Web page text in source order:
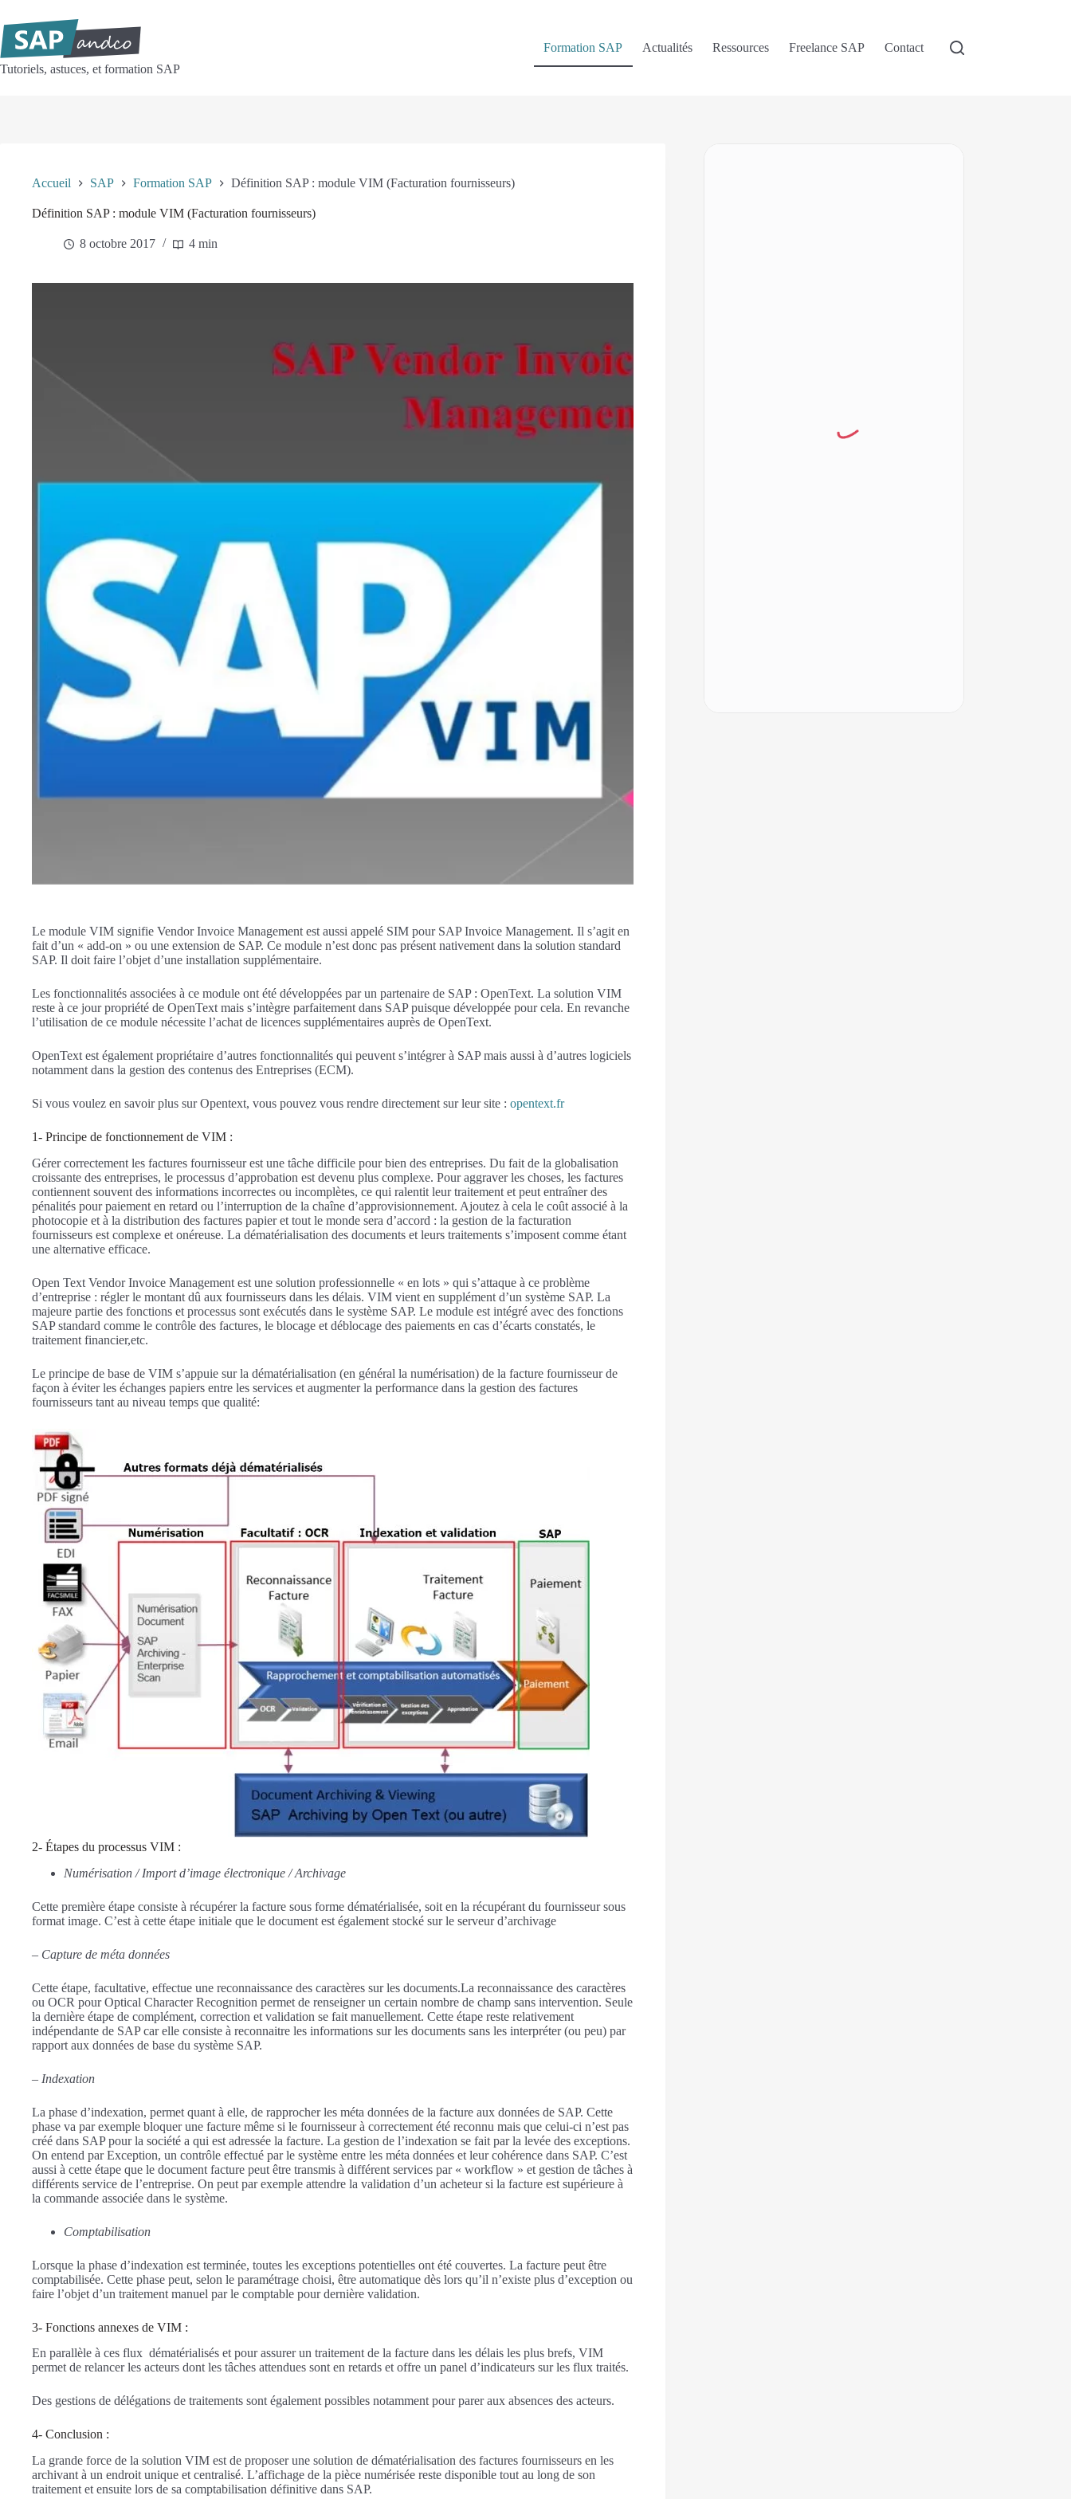
contenu
Tutoriels, astuces, et formation SAP
Formation SAP Actualités Ressources Freelance SAP Contact
Accueil SAP Formation SAP Définition SAP : module VIM (Facturation fournisseurs)
Définition SAP : module VIM (Facturation fournisseurs)
8 octobre 2017 4 min
Le module VIM signifie Vendor Invoice Management est aussi appelé SIM pour SAP Invoice Management. Il s’agit en
fait d’un « add-on » ou une extension de SAP. Ce module n’est donc pas présent nativement dans la solution standard
SAP. Il doit faire l’objet d’une installation supplémentaire.
Les fonctionnalités associées à ce module ont été développées par un partenaire de SAP : OpenText. La solution VIM
reste à ce jour propriété de OpenText mais s’intègre parfaitement dans SAP puisque développée pour cela. En revanche
l’utilisation de ce module nécessite l’achat de licences supplémentaires auprès de OpenText.
OpenText est également propriétaire d’autres fonctionnalités qui peuvent s’intégrer à SAP mais aussi à d’autres logiciels
notamment dans la gestion des contenus des Entreprises (ECM).
Si vous voulez en savoir plus sur Opentext, vous pouvez vous rendre directement sur leur site : opentext.fr
1- Principe de fonctionnement de VIM :
Gérer correctement les factures fournisseur est une tâche difficile pour bien des entreprises. Du fait de la globalisation
croissante des entreprises, le processus d’approbation est devenu plus complexe. Pour aggraver les choses, les factures
contiennent souvent des informations incorrectes ou incomplètes, ce qui ralentit leur traitement et peut entraîner des
pénalités pour paiement en retard ou l’interruption de la chaîne d’approvisionnement. Ajoutez à cela le coût associé à la
photocopie et à la distribution des factures papier et tout le monde sera d’accord : la gestion de la facturation
fournisseurs est complexe et onéreuse. La dématérialisation des documents et leurs traitements s’imposent comme étant
une alternative efficace.
Open Text Vendor Invoice Management est une solution professionnelle « en lots » qui s’attaque à ce problème
d’entreprise : régler le montant dû aux fournisseurs dans les délais. VIM vient en supplément d’un système SAP. La
majeure partie des fonctions et processus sont exécutés dans le système SAP. Le module est intégré avec des fonctions
SAP standard comme le contrôle des factures, le blocage et déblocage des paiements en cas d’écarts constatés, le
traitement financier,etc.
Le principe de base de VIM s’appuie sur la dématérialisation (en général la numérisation) de la facture fournisseur de
façon à éviter les échanges papiers entre les services et augmenter la performance dans la gestion des factures
fournisseurs tant au niveau temps que qualité:
2- Étapes du processus VIM :
Numérisation / Import d’image électronique / Archivage
Cette première étape consiste à récupérer la facture sous forme dématérialisée, soit en la récupérant du fournisseur sous
format image. C’est à cette étape initiale que le document est également stocké sur le serveur d’archivage
– Capture de méta données
Cette étape, facultative, effectue une reconnaissance des caractères sur les documents.La reconnaissance des caractères
ou OCR pour Optical Character Recognition permet de renseigner un certain nombre de champ sans intervention. Seule
la dernière étape de complément, correction et validation se fait manuellement. Cette étape reste relativement
indépendante de SAP car elle consiste à reconnaitre les informations sur les documents sans les interpréter (ou peu) par
rapport aux données de base du système SAP.
– Indexation
La phase d’indexation, permet quant à elle, de rapprocher les méta données de la facture aux données de SAP. Cette
phase va par exemple bloquer une facture même si le fournisseur à correctement été reconnu mais que celui-ci n’est pas
créé dans SAP pour la société a qui est adressée la facture. La gestion de l’indexation se fait par la levée des exceptions.
On entend par Exception, un contrôle effectué par le système entre les méta données et leur cohérence dans SAP. C’est
aussi à cette étape que le document facture peut être transmis à différent services par « workflow » et gestion de tâches à
différents service de l’entreprise. On peut par exemple attendre la validation d’un acheteur si la facture est supérieure à
la commande associée dans le système.
Comptabilisation
Lorsque la phase d’indexation est terminée, toutes les exceptions potentielles ont été couvertes. La facture peut être
comptabilisée. Cette phase peut, selon le paramétrage choisi, être automatique dès lors qu’il n’existe plus d’exception ou
faire l’objet d’un traitement manuel par le comptable pour dernière validation.
3- Fonctions annexes de VIM :
En parallèle à ces flux dématérialisés et pour assurer un traitement de la facture dans les délais les plus brefs, VIM
permet de relancer les acteurs dont les tâches attendues sont en retards et offre un panel d’indicateurs sur les flux traités.
Des gestions de délégations de traitements sont également possibles notamment pour parer aux absences des acteurs.
4- Conclusion :
La grande force de la solution VIM est de proposer une solution de dématérialisation des factures fournisseurs en les
archivant à un endroit unique et centralisé. L’affichage de la pièce numérisée reste disponible tout au long de son
traitement et ensuite lors de sa comptabilisation définitive dans SAP.